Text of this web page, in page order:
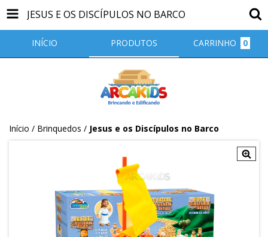
JESUS E OS DISCÍPULOS NO BARCO
INÍCIO PRODUTOS CARRINHO 0
Início / Brinquedos / Jesus e os Discípulos no Barco